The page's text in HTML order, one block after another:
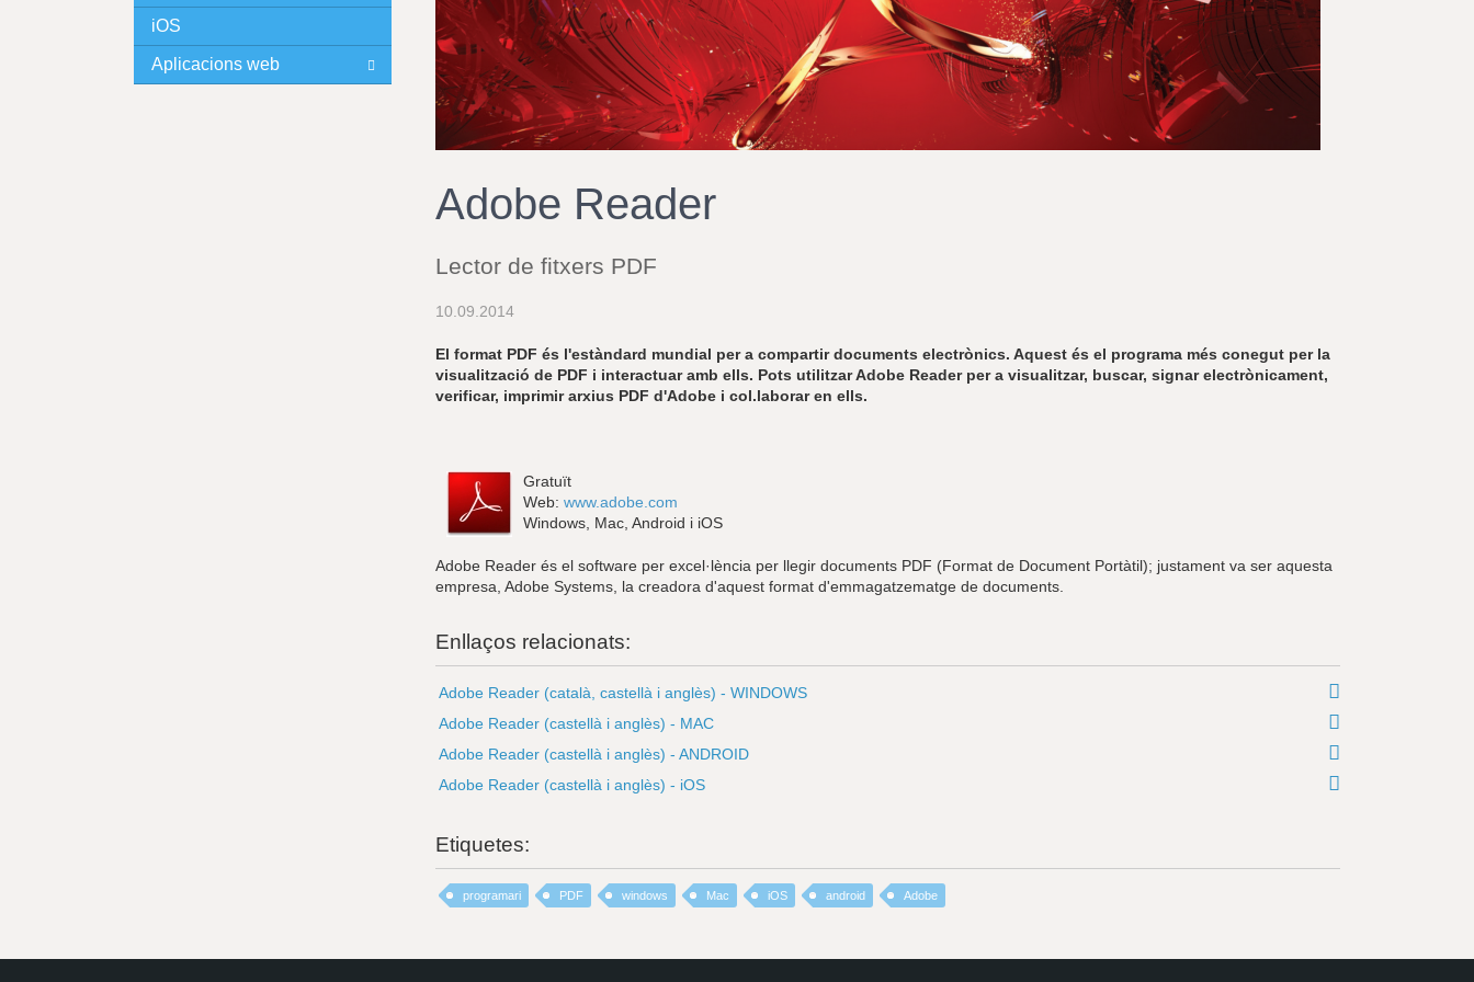
r
a
u
l
e
s
l
I
N
Adobe Reader
Lector de fitxers PDF
10.09.2014
El format PDF és l'estàndard mundial per a compartir documents electrònics. Aquest és el programa més conegut per la
visualització de PDF i interactuar amb ells. Pots utilitzar Adobe Reader per a visualitzar, buscar, signar electrònicament,
verificar, imprimir arxius PDF d'Adobe i col.laborar en ells.
Gratuït
Web: www.adobe.com
Windows, Mac, Android i iOS
Adobe Reader és el software per excel·lència per llegir documents PDF (Format de Document Portàtil); justament va ser aquesta
empresa, Adobe Systems, la creadora d'aquest format d'emmagatzematge de documents.
Enllaços relacionats:
Adobe Reader (català, castellà i anglès) - WINDOWS
Adobe Reader (castellà i anglès) - MAC
Adobe Reader (castellà i anglès) - ANDROID
Adobe Reader (castellà i anglès) - iOS
Etiquetes:
programari PDF windows Mac iOS android Adobe
iOS
Aplicacions web